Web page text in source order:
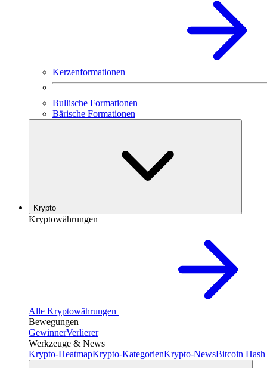
Kerzenformationen
Bullische Formationen
Bärische Formationen
Krypto
Kryptowährungen
Alle Kryptowährungen
Bewegungen
GewinnerVerlierer
Werkzeuge & News
Krypto-HeatmapKrypto-KategorienKrypto-NewsBitcoin Hash